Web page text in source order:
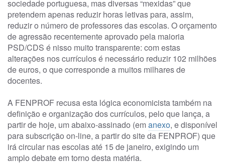
sociedade portuguesa, mas diversas “mexidas” que
pretendem apenas reduzir horas letivas para, assim,
reduzir o número de professores das escolas. O orçamento
de agressão recentemente aprovado pela maioria
PSD/CDS é nisso muito transparente: com estas
alterações nos currículos é necessário reduzir 102 milhões
de euros, o que corresponde a muitos milhares de
docentes.
A FENPROF recusa esta lógica economicista também na
definição e organização dos currículos, pelo que lança, a
partir de hoje, um abaixo-assinado (emanexo, e disponível
para subscrição on-line, a partir do site da FENPROF) que
irá circular nas escolas até 15 de janeiro, exigindo um
amplo debate em torno desta matéria.